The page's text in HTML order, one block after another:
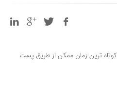
ترین زمان ممکن از طریق پست